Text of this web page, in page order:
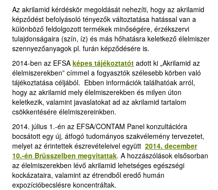
Az akrilamid kérdéskör megoldását nehezíti, hogy az akrilamid
képződést befolyásoló tényezők változtatása hatással van a
különböző feldolgozott termékek minőségére, érzékszervi
tulajdonságaira (szín, íz) és más hőhatásra keletkező élelmiszer
szennyezőanyagok pl. furán képződésére is.
2014-ben az EFSA képes tájékoztatót adott ki „Akrilamid az
élelmiszerekben” címmel a fogyasztók szélesebb körben való
tájékoztatása céljából. Ebben információk találhatóak arról,
hogy az akrilamid mely élelmiszerekben és milyen úton
keletkezik, valamint javaslatokat ad az akrilamid tartalom
csökkentésére élelmiszereinkben.
2014. július 1.-én az EFSA/CONTAM Panel konzultációra
bocsátott egy új, átfogó tudományos szakvélemény tervezetet,
melyet az érintettek észrevételeivel együtt 2014. december
10.-én Brüsszelben megvitattak. A hozzászólások elsősorban
az élelmiszerekben lévő akrilamid lehetséges egészségi
kockázataira, valamint az étrendből eredő humán
expozícióbecslésre koncentráltak.